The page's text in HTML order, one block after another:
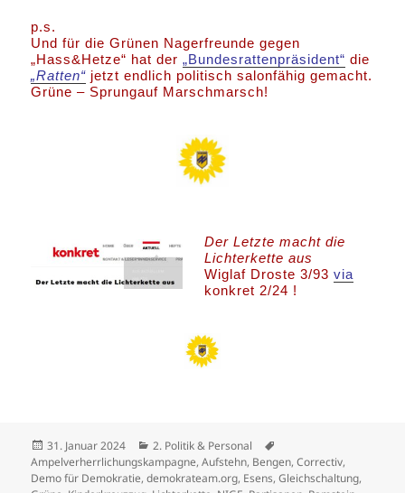
p.s.
Und für die Grünen Nagerfreunde gegen
„Hass&Hetze“ hat der„Bundesrattenpräsident“ die
„Ratten“ jetzt endlich politisch salonfähig gemacht.
Grüne – Sprungauf Marschmarsch!
Der Letzte macht die
Lichterkette aus
Wiglaf Droste 3/93via
konkret 2/24 !
Veröffentlicht
am
31. Januar 2024 Kategorien
2. Politik & Personal
Ampelverherrlichungskampagne,Aufstehn, Bengen,Correctiv,
Demo für Demokratie,demokrateam.org, Esens,Gleichschaltung,